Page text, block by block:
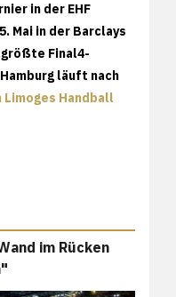
in der EHF
Mai in der Barclays
Final4-
läuft nach
Handball
im Rücken